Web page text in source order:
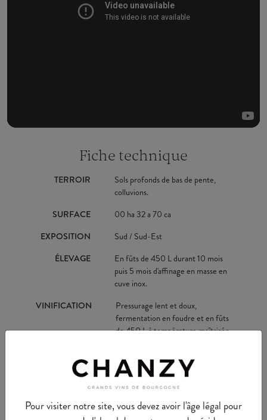
Fiche technique
TERROIR
Sols profonds de bas de pente,
colluvions.
SURFACE
00 ha 32 a 70 ca
EXPOSITION
Sud / Sud-Est
ÉLEVAGE
En fûts de 450 L durant 10 mois
puis 5 mois d'affinage en masse en
cuve inox.
VINIFICATION
Pressurage lent et doux,
fermentation en foudre et en fûts
de 450 L à température maîtrisée.
Pour visiter notre site, vous devez avoir l'âge légal pour